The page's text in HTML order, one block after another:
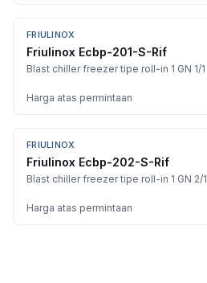
FRIULINOX
Friulinox Ecbp-201-S-Rif
Blast chiller freezer tipe roll-in 1 GN 1/1
Harga atas permintaan
FRIULINOX
Friulinox Ecbp-202-S-Rif
Blast chiller freezer tipe roll-in 1 GN 2/1
Harga atas permintaan